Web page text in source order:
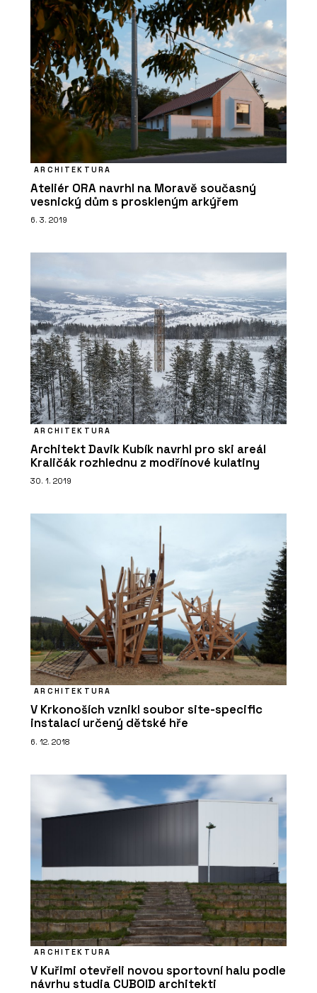
ARCHITEKTURA
Ateliér ORA navrhl na Moravě současný
vesnický dům s proskleným arkýřem
6. 3. 2019
ARCHITEKTURA
Architekt Davik Kubík navrhl pro ski areál
Kraličák rozhlednu z modřínové kulatiny
30. 1. 2019
ARCHITEKTURA
V Krkonoších vznikl soubor site-specific
instalací určený dětské hře
6. 12. 2018
ARCHITEKTURA
V Kuřimi otevřeli novou sportovní halu podle
návrhu studia CUBOID architekti